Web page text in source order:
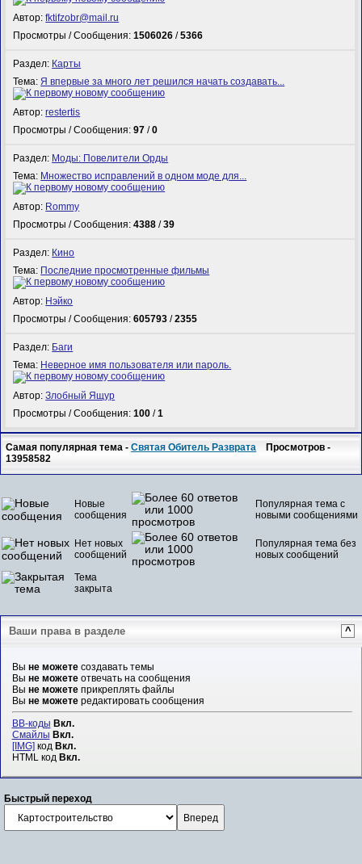
Автор:fktifzobr@mail.ru
Просмотры / Сообщения:1506026 /5366
Раздел: Карты
Тема:Я впервые за много лет решился начать создавать...
Автор:restertis
Просмотры / Сообщения:97 /0
Раздел: Моды: Повелители Орды
Тема: Множество исправлений в одном моде для...
Автор: Rommy
Просмотры / Сообщения:4388 /39
Раздел: Кино
Тема: Последние просмотренные фильмы
Автор: Нэйко
Просмотры / Сообщения:605793 /2355
Раздел: Баги
Тема: Неверное имя пользователя или пароль.
Автор:Злобный Ящур
Просмотры / Сообщения:100 /1
Самая популярная тема -Святая Обитель Разврата Просмотров -
13958582
Новые
сообщения
Популярная тема с
новыми сообщениями
Нет новых
сообщений
Популярная тема без
новых сообщений
Тема
закрыта
Ваши права в разделе ^
Вы не можетесоздавать темы
Вы не можетеотвечать на сообщения
Вы не можетеприкреплять файлы
Вы не можетередактировать сообщения
BB-коды Вкл.
Смайлы Вкл.
[IMG]код Вкл.
HTML код Вкл.
Быстрый переход